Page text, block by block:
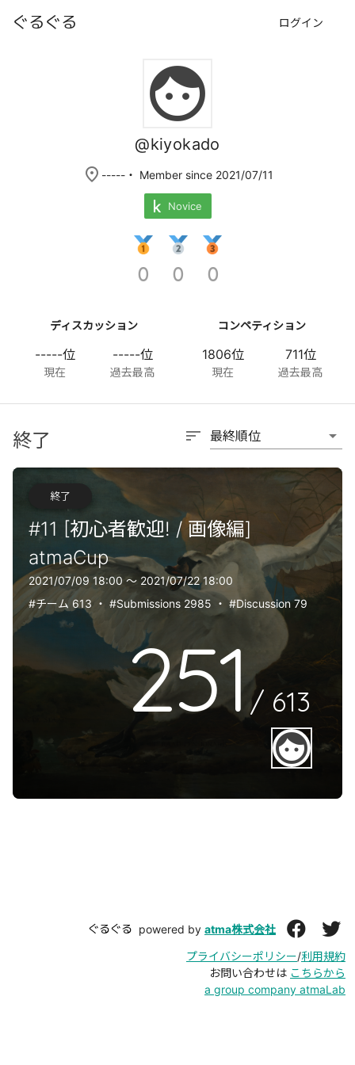
ぐるぐる ログイン
face
@kiyokado
place -----・ Member since 2021/07/11
Novice
0 0 0
ディスカッション
-----位
現在
-----位
過去最高
コンペティション
1806位
現在
711位
過去最高
終了 sort 最終順位 arrow_drop_down
終了
#11 [初心者歓迎! / 画像編]
atmaCup
2021/07/09 18:00 〜 2021/07/22 18:00
#チーム 613 ・ #Submissions 2985 ・#Discussion 79
251/ 613
face
ぐるぐる powered by atma株式会社
プライバシーポリシー/利用規約
お問い合わせは こちらから
a group company atmaLab